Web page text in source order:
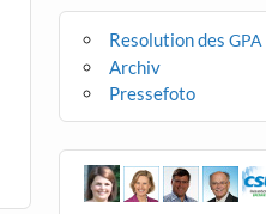
Resolution desGPA
Archiv
Pressefoto